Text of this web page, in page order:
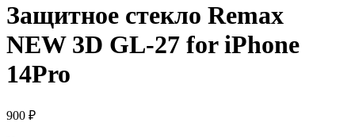
Защитное стекло Remax
NEW 3D GL-27 for iPhone
14Pro
900 ₽